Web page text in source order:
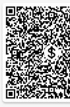
encuestas